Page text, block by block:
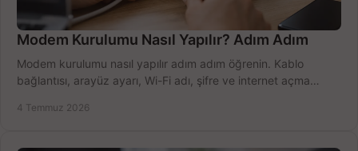
Modem Kurulumu Nasıl Yapılır? Adım Adım
Modem kurulumu nasıl yapılır adım adım öğrenin. Kablo
bağlantısı, arayüz ayarı, Wi-Fi adı, şifre ve internet açma
4 Temmuz 2026